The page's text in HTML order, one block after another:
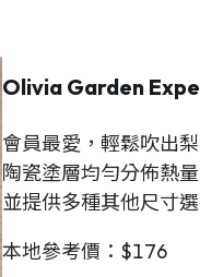
Olivia Garden
會員最愛，輕鬆吹出
陶瓷塗層均勻分佈熱
並提供多種其他尺寸選
本地參考價：$176